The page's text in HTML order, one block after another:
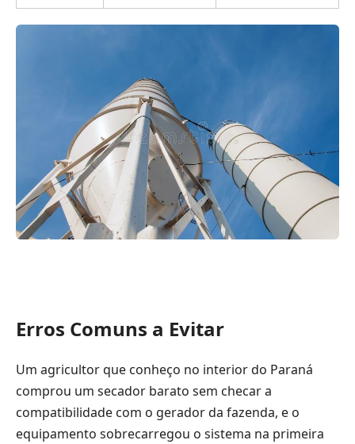
Erros Comuns a Evitar
Um agricultor que conheço no interior do Paraná
comprou um secador barato sem checar a
compatibilidade com o gerador da fazenda, e o
equipamento sobrecarregou o sistema na primeira